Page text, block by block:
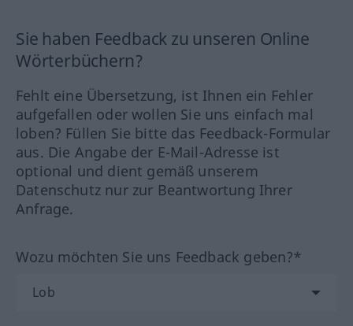
Sie haben Feedback zu unseren Online
Wörterbüchern?
Fehlt eine Übersetzung, ist Ihnen ein Fehler
aufgefallen oder wollen Sie uns einfach mal
loben? Füllen Sie bitte das Feedback-Formular
aus. Die Angabe der E-Mail-Adresse ist
optional und dient gemäß unserem
Datenschutz nur zur Beantwortung Ihrer
Anfrage.
Wozu möchten Sie uns Feedback geben?*